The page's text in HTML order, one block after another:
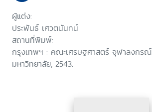
ผู้แต่ง:
ประพันธ์ เศวตนันทน์
สถานที่พิมพ์:
กรุงเทพฯ : คณะเศรษฐศาสตร์ จุฬาลงกรณ์
มหาวิทยาลัย, 2543.